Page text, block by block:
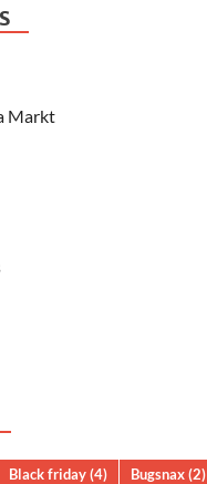
Markt
Black friday(4) Bugsnax(2)